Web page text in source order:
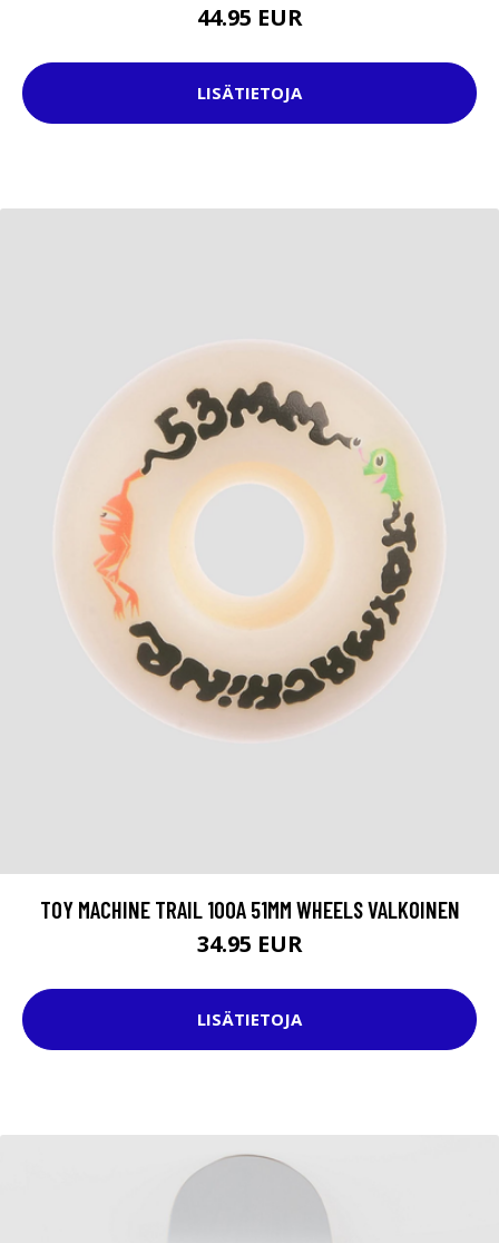
44.95 EUR
LISÄTIETOJA
TOY MACHINE TRAIL 100A 51MM WHEELS VALKOINEN
34.95 EUR
LISÄTIETOJA